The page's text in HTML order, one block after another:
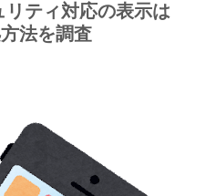
ティ対応の表示は
法を調査